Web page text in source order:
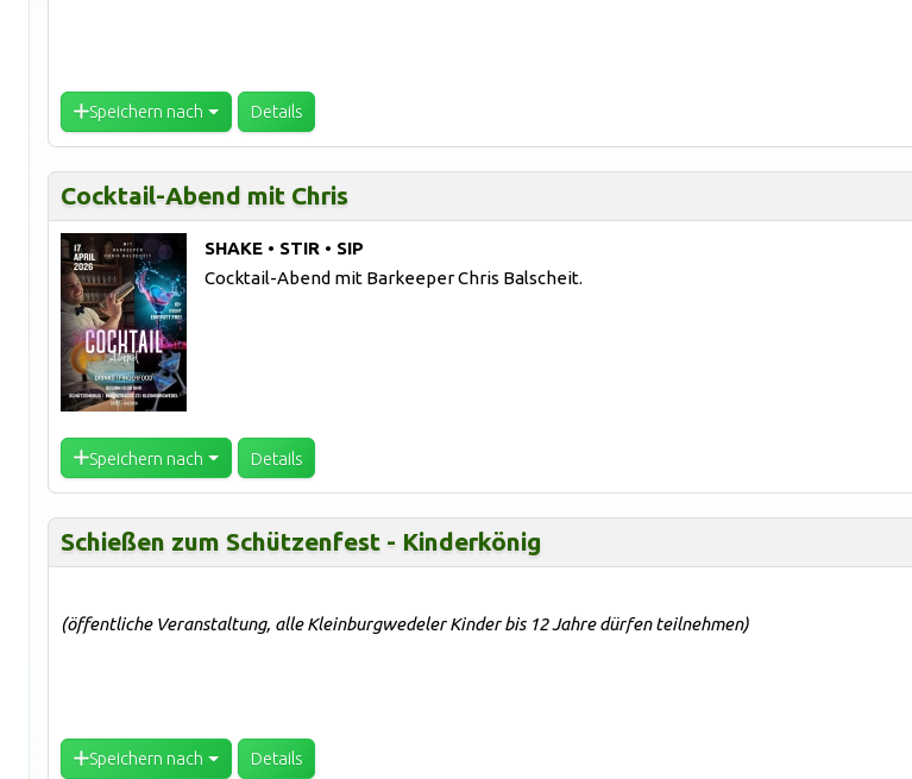
Speichern nach Details
Cocktail-Abend mit Chris
SHAKE • STIR • SIP
Cocktail-Abend mit Barkeeper Chris Balscheit.
Speichern nach Details
Schießen zum Schützenfest - Kinderkönig
(öffentliche Veranstaltung, alle Kleinburgwedeler Kinder bis 12 Jahre dürfen teilnehmen)
Speichern nach Details